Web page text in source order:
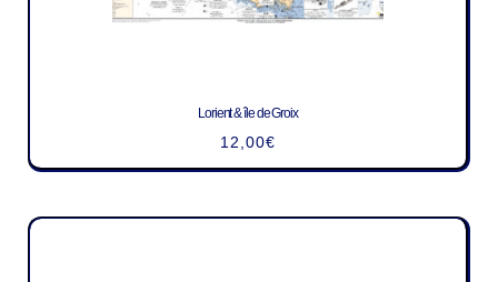
Lorient & île de Groix
12,00€